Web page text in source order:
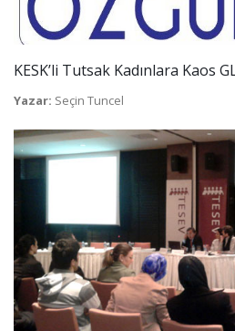
KESK’li Tutsak Kadınlara Kaos
Yazar: Seçin Tuncel